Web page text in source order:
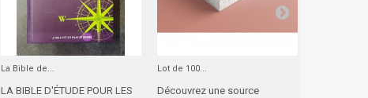
La Bible de...
LA BIBLE D'ÉTUDE POUR LES
Lot de 100...
Découvrez une source